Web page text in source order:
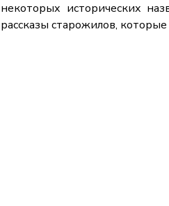
некоторых исторических
рассказы старожилов,